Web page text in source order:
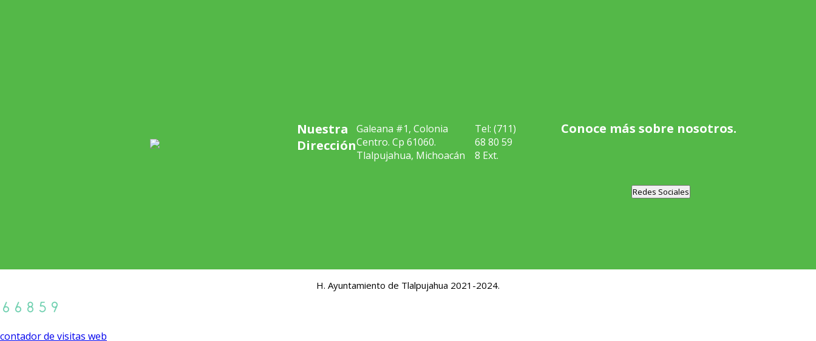
Nuestra
Dirección
Galeana #1, Colonia
Centro. Cp 61060.
Tlalpujahua, Michoacán
Tel: (711)
68 80 59
8 Ext.
Conoce más sobre nosotros.
Redes Sociales
H. Ayuntamiento de Tlalpujahua 2021-2024.
contador de visitas web